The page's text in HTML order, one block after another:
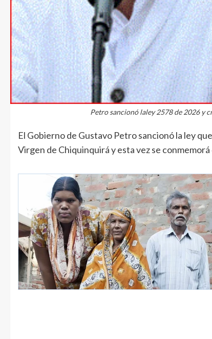
Petro sancionó laley 2578 de 2026 y
El Gobierno de Gustavo Petro sancionó la ley
Virgen de Chiquinquirá y esta vez se conmemorá